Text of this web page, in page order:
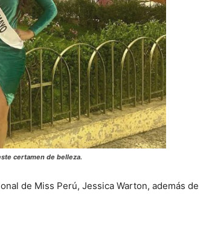
certamen de belleza.
de Miss Perú, Jessica Warton, además de